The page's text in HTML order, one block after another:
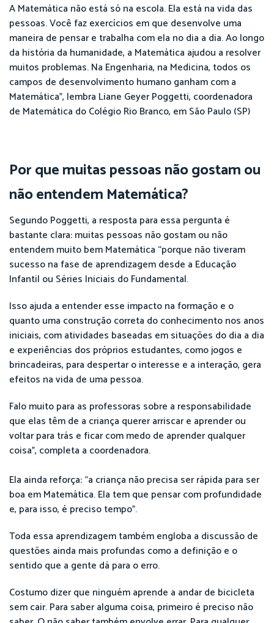
A Matemática não está só na escola. Ela está na vida das
pessoas. Você faz exercícios em que desenvolve uma
maneira de pensar e trabalha com ela no dia a dia. Ao longo
da história da humanidade, a Matemática ajudou a resolver
muitos problemas. Na Engenharia, na Medicina, todos os
campos de desenvolvimento humano ganham com a
Matemática”, lembra Liane Geyer Poggetti, coordenadora
de Matemática do Colégio Rio Branco, em São Paulo (SP)
Por que muitas pessoas não gostam ou
não entendem Matemática?
Segundo Poggetti, a resposta para essa pergunta é
bastante clara: muitas pessoas não gostam ou não
entendem muito bem Matemática “porque não tiveram
sucesso na fase de aprendizagem desde a Educação
Infantil ou Séries Iniciais do Fundamental.
Isso ajuda a entender esse impacto na formação e o
quanto uma construção correta do conhecimento nos anos
iniciais, com atividades baseadas em situações do dia a dia
e experiências dos próprios estudantes, como jogos e
brincadeiras, para despertar o interesse e a interação, gera
efeitos na vida de uma pessoa.
Falo muito para as professoras sobre a responsabilidade
que elas têm de a criança querer arriscar e aprender ou
voltar para trás e ficar com medo de aprender qualquer
coisa”, completa a coordenadora.
Ela ainda reforça: “a criança não precisa ser rápida para ser
boa em Matemática. Ela tem que pensar com profundidade
e, para isso, é preciso tempo”.
Toda essa aprendizagem também engloba a discussão de
questões ainda mais profundas como a definição e o
sentido que a gente dá para o erro.
Costumo dizer que ninguém aprende a andar de bicicleta
sem cair. Para saber alguma coisa, primeiro é preciso não